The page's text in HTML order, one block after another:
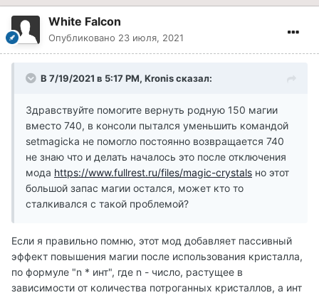
White Falcon
Опубликовано 23 июля, 2021
В 7/19/2021 в 5:17 PM, Kronis сказал:
Здравствуйте помогите вернуть родную 150 магии
вместо 740, в консоли пытался уменьшить командой
setmagicka не помогло постоянно возвращается 740
не знаю что и делать началось это после отключения
мода https://www.fullrest.ru/files/magic-crystals но этот
большой запас магии остался, может кто то
сталкивался с такой проблемой?
Если я правильно помню, этот мод добавляет пассивный
эффект повышения магии после использования кристалла,
по формуле "n * инт", где n - число, растущее в
зависимости от количества потроганных кристаллов, а инт